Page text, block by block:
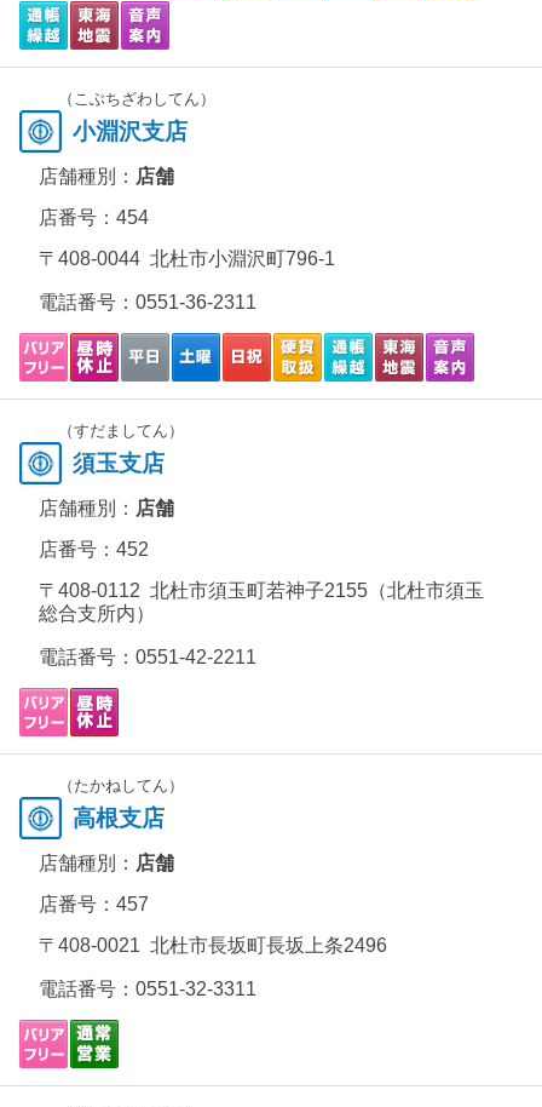
（こぶちざわしてん）
小淵沢支店
店舗種別： 店舗
店番号：454
〒408-0044 北杜市小淵沢町796-1
電話番号： 0551-36-2311
（すだましてん）
須玉支店
店舗種別： 店舗
店番号：452
〒408-0112 北杜市須玉町若神子2155（北杜市須玉
総合支所内）
電話番号： 0551-42-2211
（たかねしてん）
高根支店
店舗種別： 店舗
店番号：457
〒408-0021 北杜市長坂町長坂上条2496
電話番号： 0551-32-3311